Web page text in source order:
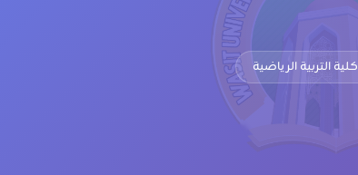
كلية التربية الرياضية